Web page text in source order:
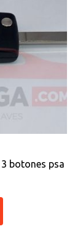
botones psa